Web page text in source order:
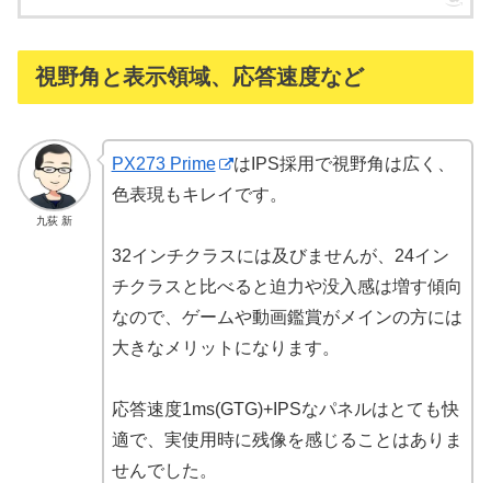
視野角と表示領域、応答速度など
九荻 新
PX273 Prime
はIPS採用で視野角は広く、
色表現もキレイです。
32インチクラスには及びませんが、24イン
チクラスと比べると迫力や没入感は増す傾向
なので、ゲームや動画鑑賞がメインの方には
大きなメリットになります。
応答速度1ms(GTG)+IPSなパネルはとても快
適で、実使用時に残像を感じることはありま
せんでした。